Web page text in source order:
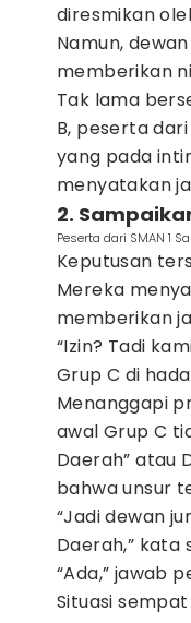
diresmikan
Namun,
memberikan
Tak lama
B, peserta
yang pada
menyatakan
2.
Peserta dari SMAN 1
Keputusan
Mereka
memberikan
“Izin? Tadi
Grup C di
Menanggapi
awal Grup C
Daerah” atau
bahwa unsur
“Jadi dewan
Daerah,” kata
“Ada,” jawab
Situasi